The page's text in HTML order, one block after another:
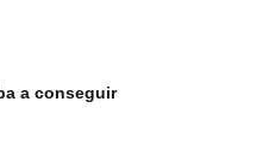
a conseguir